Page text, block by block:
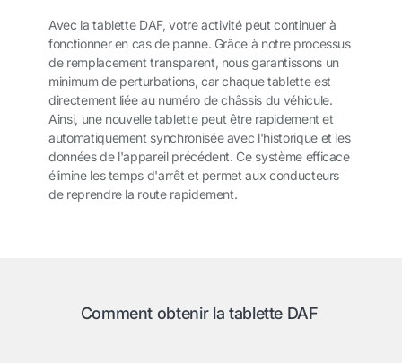
Avec la tablette DAF, votre activité peut continuer à
fonctionner en cas de panne. Grâce à notre processus
de remplacement transparent, nous garantissons un
minimum de perturbations, car chaque tablette est
directement liée au numéro de châssis du véhicule.
Ainsi, une nouvelle tablette peut être rapidement et
automatiquement synchronisée avec l'historique et les
données de l'appareil précédent. Ce système efficace
élimine les temps d'arrêt et permet aux conducteurs
de reprendre la route rapidement.
Comment obtenir la tablette DAF